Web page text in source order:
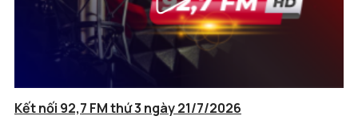
Kết nối 92,7 FM thứ 3 ngày 21/7/2026